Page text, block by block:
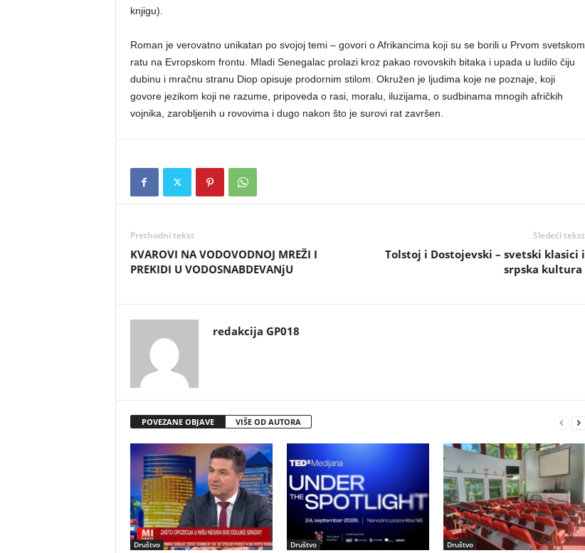
knjigu).
Roman je verovatno unikatan po svojoj temi – govori o Afrikancima koji su se borili u Prvom svetskom
ratu na Evropskom frontu. Mladi Senegalac prolazi kroz pakao rovovskih bitaka i upada u ludilo čiju
dubinu i mračnu stranu Diop opisuje prodornim stilom. Okružen je ljudima koje ne poznaje, koji
govore jezikom koji ne razume, pripoveda o rasi, moralu, iluzijama, o sudbinama mnogih afričkih
vojnika, zarobljenih u rovovima i dugo nakon što je surovi rat završen.
Prethodni tekst
KVAROVI NA VODOVODNOJ MREŽI I
PREKIDI U VODOSNABDEVANjU
Sledeći tekst
Tolstoj i Dostojevski – svetski klasici i
srpska kultura
redakcija GP018
POVEZANE OBJAVE VIŠE OD AUTORA
Društvo Društvo Društvo